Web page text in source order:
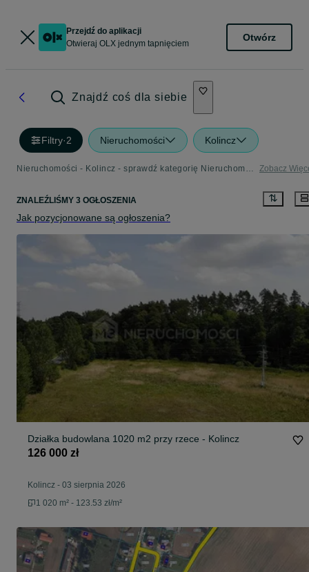
Przejdź do aplikacji
Otwieraj OLX jednym tapnięciem
Otwórz
Znajdź coś dla siebie
Filtry·2 Nieruchomości Kolincz
Nieruchomości - Kolincz - sprawdź kategorię Nieruchomości Zobacz
ZNALEŹLIŚMY 3 OGŁOSZENIA
Jak pozycjonowane są ogłoszenia?
Działka budowlana 1020 m2 przy rzece - Kolincz
126 000 zł
Kolincz - 03 sierpnia 2026
1 020 m² - 123.53 zł/m²